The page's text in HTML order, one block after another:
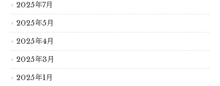
2025年7月
2025年5月
2025年4月
2025年3月
2025年1月